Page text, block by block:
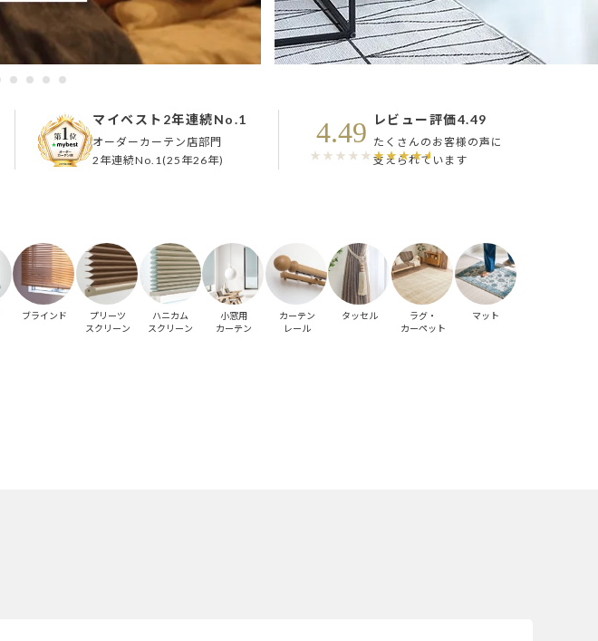
マイベスト 2年連続No.1
オーダーカーテン店部門
2年連続No.1(25年26年)
4.49 レビュー評価4.49
たくさんのお客様の声に
支えられています
ブラインド
プリーツ
スクリーン
ハニカム
スクリーン
小窓用
カーテン
カーテン
レール
タッセル
ラグ・
カーペット
マット